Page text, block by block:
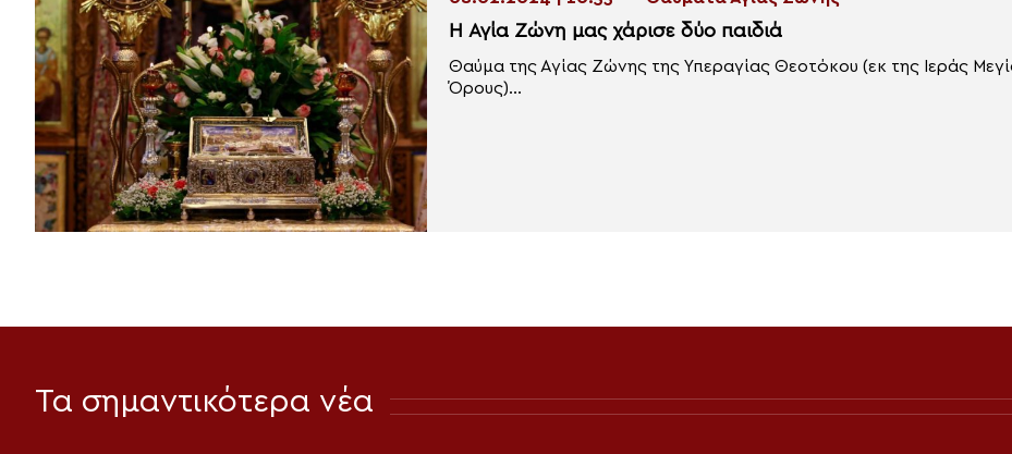
Η Αγία Ζώνη μας χάρισε δύο παιδιά
Θαύμα της Αγίας Ζώνης της Υπεραγίας Θεοτόκου (εκ της Ιεράς
Όρους)...
Τα σημαντικότερα νέα